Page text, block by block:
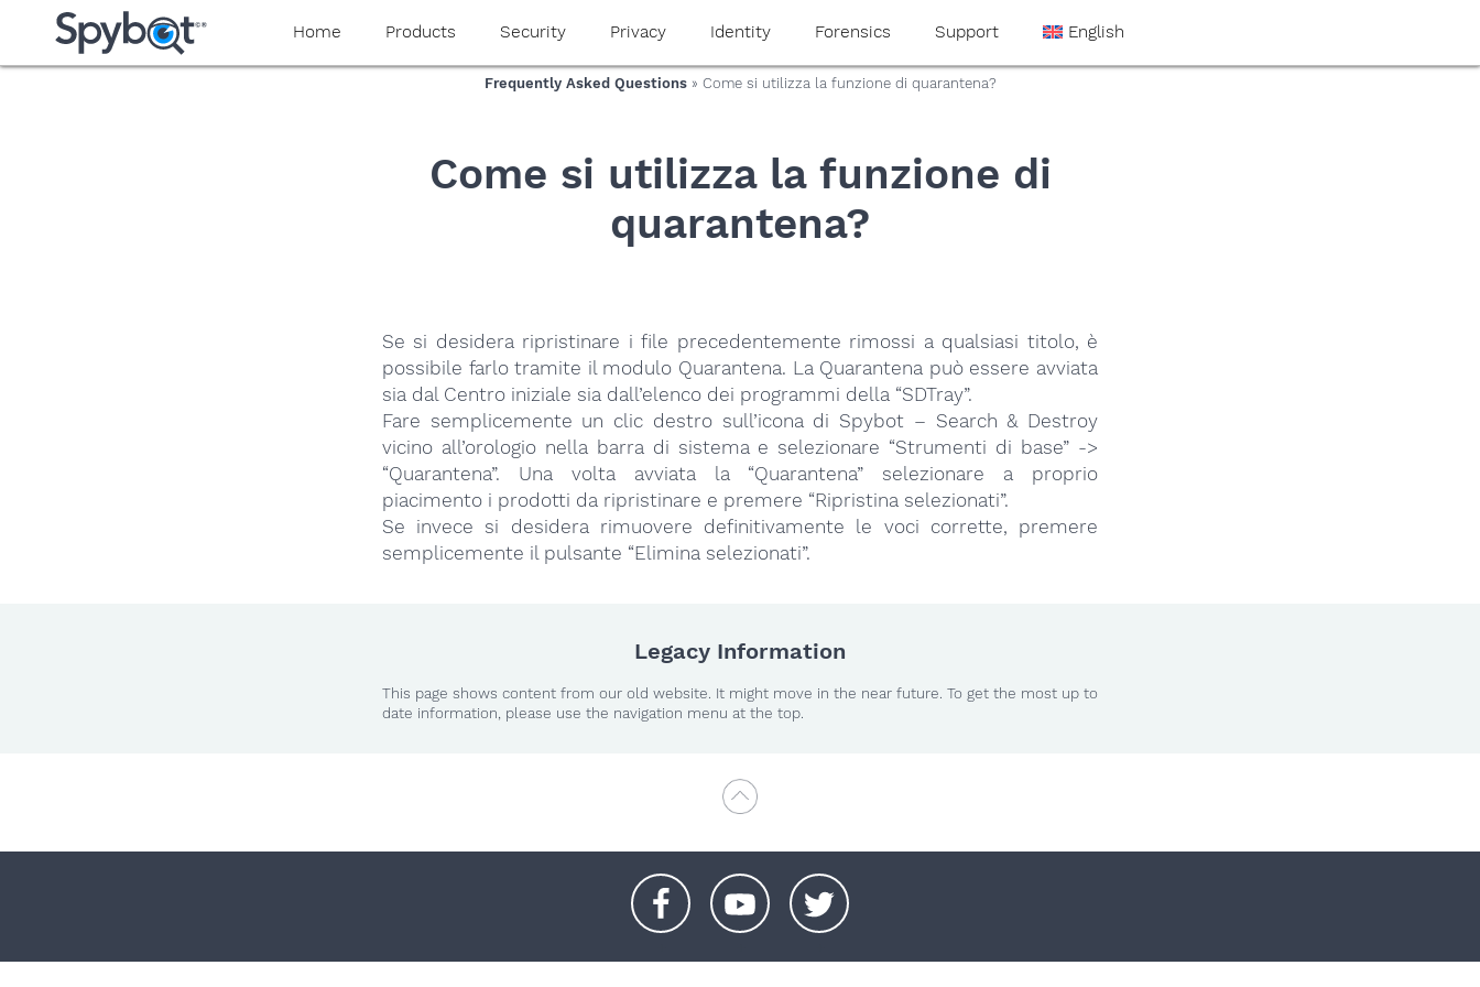
yaaaeag20
Home Products Security Privacy Identity Forensics Support English
Frequently Asked Questions» Come si utilizza la funzione di quarantena?
Come si utilizza la funzione di
quarantena?
Se si desidera ripristinare i file precedentemente rimossi a qualsiasi titolo, è
possibile farlo tramite il modulo Quarantena. La Quarantena può essere avviata
sia dal Centro iniziale sia dall’elenco dei programmi della “SDTray”.
Fare semplicemente un clic destro sull’icona di Spybot – Search & Destroy
vicino all’orologio nella barra di sistema e selezionare “Strumenti di base” ->
“Quarantena”. Una volta avviata la “Quarantena” selezionare a proprio
piacimento i prodotti da ripristinare e premere “Ripristina selezionati”.
Se invece si desidera rimuovere definitivamente le voci corrette, premere
semplicemente il pulsante “Elimina selezionati”.
Legacy Information
This page shows content from our old website. It might move in the near future. To get the most up to
date information, please use the navigation menu at the top.